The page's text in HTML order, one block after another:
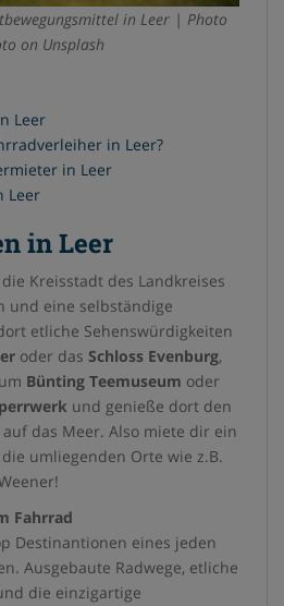
t
in Leer | Photo
on Unsplash
Leer
in Leer?
in Leer
Leer
in Leer
Kreisstadt des Landkreises
und eine selbständige
etliche Sehenswürdigkeiten
oder das Schloss Evenburg,
Bünting Teemuseum oder
und genieße dort den
das Meer. Also miete dir ein
umliegenden Orte wie z.B.
Fahrrad
Destinantionen eines jeden
Ausgebaute Radwege, etliche
die einzigartige